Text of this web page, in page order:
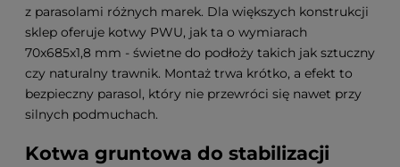
z parasolami różnych marek. Dla większych konstrukcji
sklep oferuje kotwy PWU, jak ta o wymiarach
70x685x1,8 mm - świetne do podłoży takich jak sztuczny
czy naturalny trawnik. Montaż trwa krótko, a efekt to
bezpieczny parasol, który nie przewróci się nawet przy
silnych podmuchach.
Kotwa gruntowa do stabilizacji